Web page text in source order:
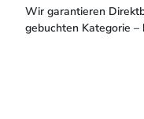
Wir garantieren
gebuchten Kategorie